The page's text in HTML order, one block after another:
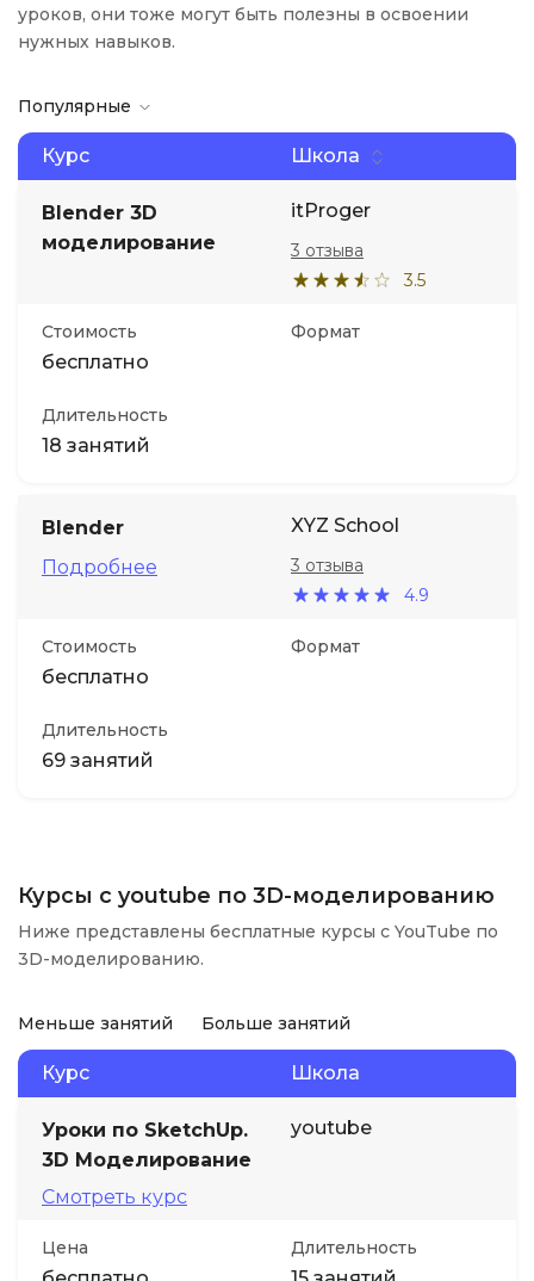
уроков, они тоже могут быть полезны в освоении
нужных навыков.
Популярные
Курс Школа
Blender 3D
моделирование
itProger
3.5
3 отзыва
Стоимость
бесплатно
Формат
Длительность
18 занятий
Blender
Подробнее
XYZ School
4.9
3 отзыва
Стоимость
бесплатно
Формат
Длительность
69 занятий
Курсы с youtube по 3D-моделированию
Ниже представлены бесплатные курсы с YouTube по
3D-моделированию.
Меньше занятий Больше занятий
Курс Школа
Уроки по SketchUp.
3D Моделирование
Смотреть курс
youtube
Цена Длительность